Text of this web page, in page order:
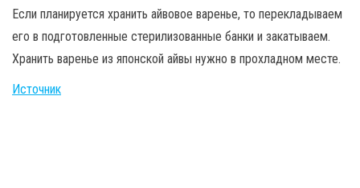
Если планируется хранить айвовое варенье, то перекладываем
его в подготовленные стерилизованные банки и закатываем.
Хранить варенье из японской айвы нужно в прохладном месте.
Источник